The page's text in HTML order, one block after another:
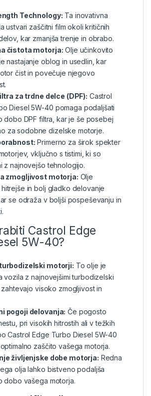
Technology: Ta inovativna
ustvari zaščitni film okoli kritičnih
kar zmanjša trenje in obrabo.
čistota motorja: Olje učinkovito
nastajanje oblog in usedlin, kar
čist in povečuje njegovo
za trdne delce (DPF): Castrol
Diesel 5W-40 pomaga podaljšati
dobo DPF filtra, kar je še posebej
za sodobne dizelske motorje.
Primerno za širok spekter
vključno s tistimi, ki so
z najnovejšo tehnologijo.
zmogljivost motorja: Olje
in bolj gladko delovanje
se odraža v boljši pospeševanju in
Castrol Edge
5W-40?
motorji: To olje je
vozila z najnovejšimi turbodizelski
visoko zmogljivost in
pogoji delovanja: Če pogosto
pri visokih hitrostih ali v težkih
Castrol Edge Turbo Diesel 5W-40
zaščito vašega motorja.
življenjske dobe motorja: Redna
olja lahko bistveno podaljša
dobo vašega motorja.